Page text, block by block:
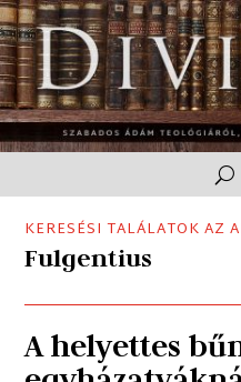
KERESÉSI TALÁLATOK AZ
Fulgentius
A helyettes